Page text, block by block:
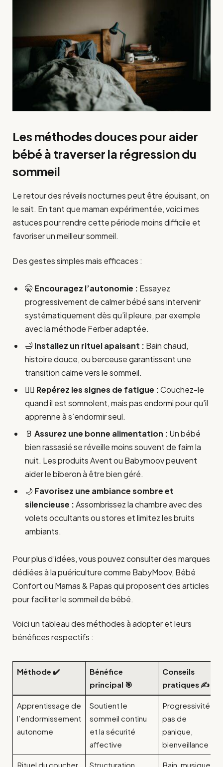
Les méthodes douces pour aider
bébé à traverser la régression du
sommeil
Le retour des réveils nocturnes peut être épuisant, on
le sait. En tant que maman expérimentée, voici mes
astuces pour rendre cette période moins difficile et
favoriser un meilleur sommeil.
Des gestes simples mais efficaces :
🤫 Encouragez l’autonomie : Essayez
progressivement de calmer bébé sans intervenir
systématiquement dès qu’il pleure, par exemple
avec la méthode Ferber adaptée.
🛁 Installez un rituel apaisant : Bain chaud,
histoire douce, ou berceuse garantissent une
transition calme vers le sommeil.
🕵️‍♀️ Repérez les signes de fatigue :Couchez-le
quand il est somnolent, mais pas endormi pour qu’il
apprenne à s’endormir seul.
🥛 Assurez une bonne alimentation : Un bébé
bien rassasié se réveille moins souvent de faim la
nuit. Les produits Avent ou Babymoov peuvent
aider le biberon à être bien géré.
🌙 Favorisez une ambiance sombre et
silencieuse :Assombrissez la chambre avec des
volets occultants ou stores et limitez les bruits
ambiants.
Pour plus d’idées, vous pouvez consulter des marques
dédiées à la puériculture comme BabyMoov, Bébé
Confort ou Mamas & Papas qui proposent des articles
pour faciliter le sommeil de bébé.
Voici un tableau des méthodes à adopter et leurs
bénéfices respectifs :
Méthode ✔️
Bénéfice
principal 🎯
Conseils
pratiques ✍️
Apprentissage de
l’endormissement
autonome
Soutient le
sommeil continu
et la sécurité
affective
Progressivité,
pas de
panique,
bienveillance
Rituel du coucher
Structuration
Bain, musique